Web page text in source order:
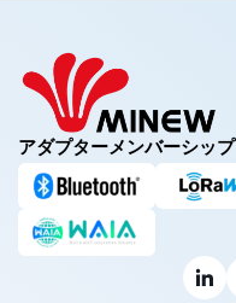
アダプターメンバーシップ